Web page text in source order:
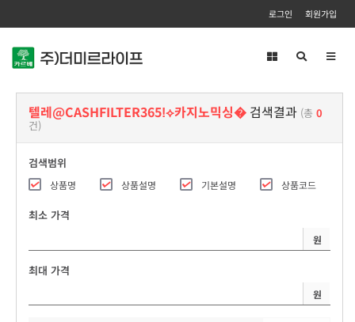
로그인 회원가입
텔레@CASHFILTER365ǃ⟡카지노믹싱� 검색결과 (총 0
건)
검색범위
상품명 상품설명 기본설명 상품코드
최소 가격
원
최대 가격
원